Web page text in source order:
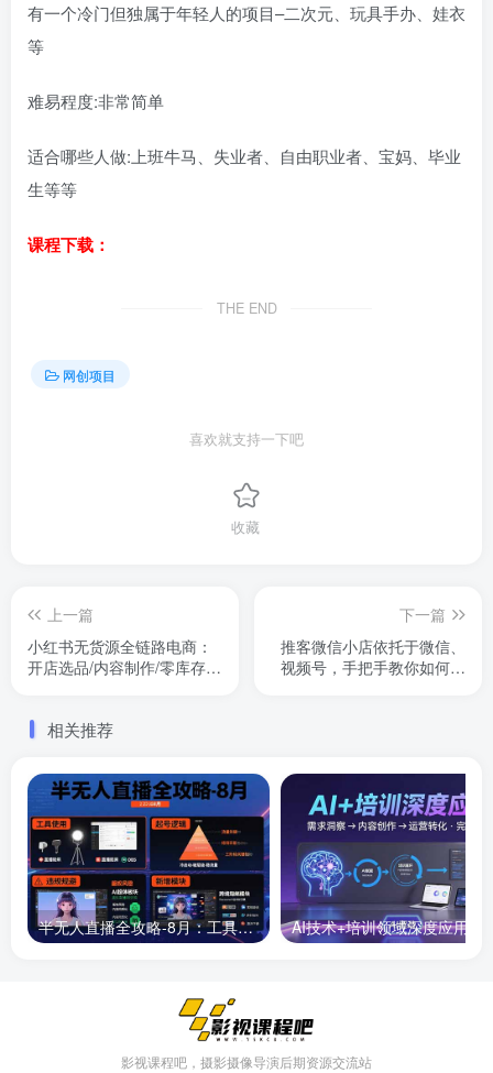
有一个冷门但独属于年轻人的项目–二次元、玩具手办、娃衣
等
难易程度:非常简单
适合哪些人做:上班牛马、失业者、自由职业者、宝妈、毕业
生等等
课程下载：
THE END
网创项目
喜欢就支持一下吧
收藏
上一篇
小红书无货源全链路电商：
开店选品/内容制作/零库存
下一篇
推客微信小店依托于微信、
视频号，手把手教你如何快
相关推荐
半无人直播全攻略-8月：工具使用+起号逻辑+违规规避,新增AI超体与跨境模块
影视课程吧，摄影摄像导演后期资源交流站